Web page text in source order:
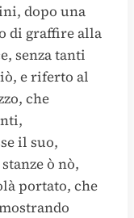
dopo una
di graffire alla
senza tanti
e riferto al
che
il suo,
ò nò,
portato, che